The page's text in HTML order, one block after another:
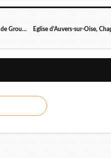
Double Claudia par Hasan Saygin, Château de Grouchy